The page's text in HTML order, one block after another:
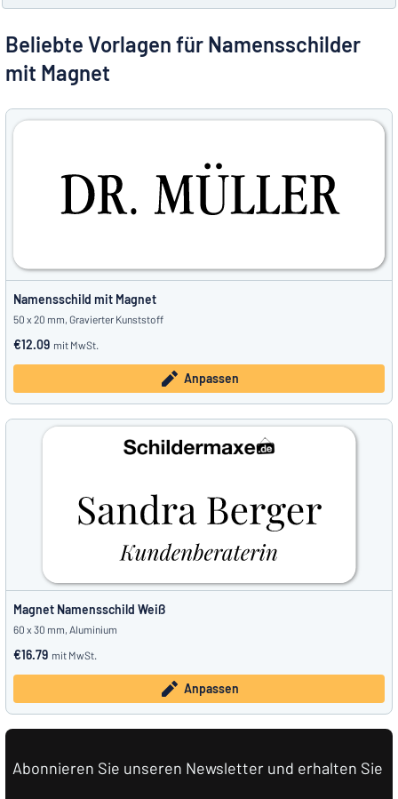
Das Gesuchte nicht gefunden?
Einloggen
Beliebte Vorlagen für Namensschilder
mit Magnet
Namensschild mit Magnet
50 x 20 mm, Gravierter Kunststoff
€12.09 mit MwSt.
Anpassen
Magnet Namensschild Weiß
60 x 30 mm, Aluminium
€16.79 mit MwSt.
Anpassen
Abonnieren Sie unseren Newsletter und erhalten Sie